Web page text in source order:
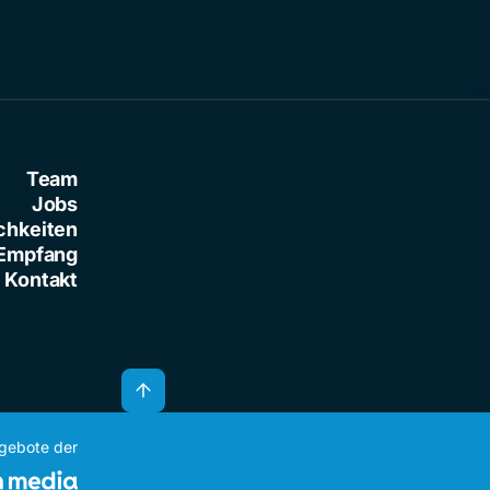
Team
Jobs
Kontakt
der